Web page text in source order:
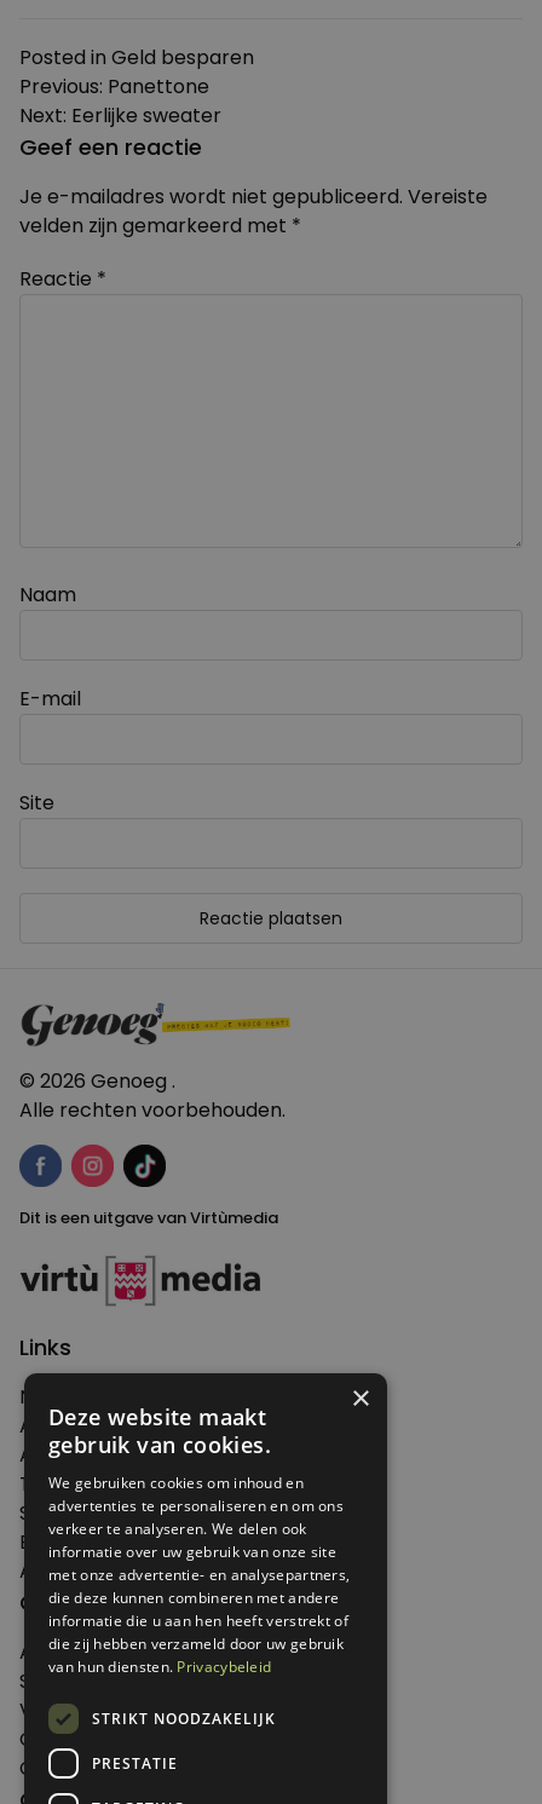
Posted in Geld besparen
Bericht
navigatie
Previous: Panettone
Next: Eerlijke sweater
Geef een reactie
Je e-mailadres wordt niet gepubliceerd. Vereiste
velden zijn gemarkeerd met *
Reactie *
Naam
E-mail
Site
© 2026 Genoeg .
Alle rechten voorbehouden.
Dit is een uitgave van Virtùmedia
Links
Nieuws
Artikelen
Agenda
Thema's
Shop
Edities
Abonneren
Over Genoeg
Adverteren
Samenwerken
Verkooppunten
Over Genoeg
Contact
×
Deze website maakt
gebruik van cookies.
We gebruiken cookies om inhoud en
advertenties te personaliseren en om ons
verkeer te analyseren. We delen ook
informatie over uw gebruik van onze site
met onze advertentie- en analysepartners,
die deze kunnen combineren met andere
informatie die u aan hen heeft verstrekt of
die zij hebben verzameld door uw gebruik
van hun diensten. Privacybeleid
STRIKT NOODZAKELIJK
PRESTATIE